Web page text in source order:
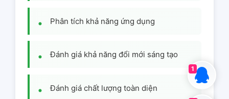
Phân tích khả năng ứng dụng
Đánh giá khả năng đổi mới sáng tạo
Đánh giá chất lượng toàn diện
1